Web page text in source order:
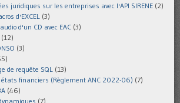
juridiques sur les entreprises avec l'API SIRENE (2)
d'EXCEL (3)
d'un CD avec EAC (3)
(12)
(3)
de requête SQL (13)
états financiers (Règlement ANC 2022-06) (7)
(46)
(7)